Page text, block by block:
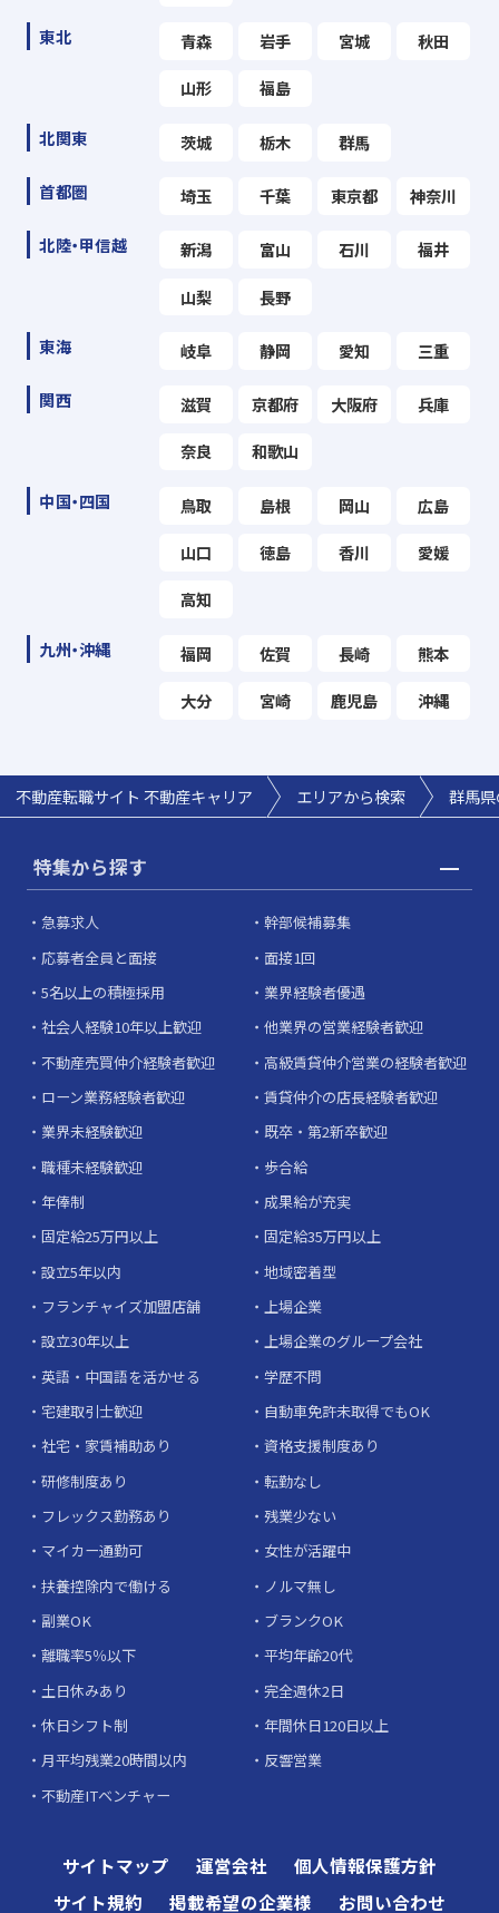
東北 青森 岩手 宮城 秋田
山形 福島
北関東 茨城 栃木 群馬
首都圏 埼玉 千葉 東京都 神奈川
北陸・甲信越 新潟 富山 石川 福井
山梨 長野
東海 岐阜 静岡 愛知 三重
関西 滋賀 京都府 大阪府 兵庫
奈良 和歌山
中国・四国 鳥取 島根 岡山 広島
山口 徳島 香川 愛媛
高知
九州・沖縄 福岡 佐賀 長崎 熊本
大分 宮崎 鹿児島 沖縄
不動産転職サイト 不動産キャリア エリアから検索 群馬
特集から探す
急募求人
幹部候補募集
応募者全員と面接
面接1回
5名以上の積極採用
業界経験者優遇
社会人経験10年以上歓迎
他業界の営業経験者歓迎
不動産売買仲介経験者歓迎
高級賃貸仲介営業の経験者歓迎
ローン業務経験者歓迎
賃貸仲介の店長経験者歓迎
業界未経験歓迎
既卒・第2新卒歓迎
職種未経験歓迎
歩合給
年俸制
成果給が充実
固定給25万円以上
固定給35万円以上
設立5年以内
地域密着型
フランチャイズ加盟店舗
上場企業
設立30年以上
上場企業のグループ会社
英語・中国語を活かせる
学歴不問
宅建取引士歓迎
自動車免許未取得でもOK
社宅・家賃補助あり
資格支援制度あり
研修制度あり
転勤なし
フレックス勤務あり
残業少ない
マイカー通勤可
女性が活躍中
扶養控除内で働ける
ノルマ無し
副業OK
ブランクOK
離職率5％以下
平均年齢20代
土日休みあり
完全週休2日
休日シフト制
年間休日120日以上
月平均残業20時間以内
反響営業
不動産ITベンチャー
サイトマップ 運営会社
個人情報保護方針
サイト規約
掲載希望の企業様 お問い合わせ